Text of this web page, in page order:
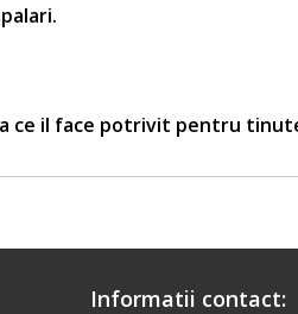
ce il face potrivit pentru
Informatii contact: